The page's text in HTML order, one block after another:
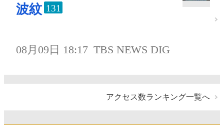
波紋 131
08月09日 18:17 TBS NEWS DIG
アクセス数ランキング一覧へ